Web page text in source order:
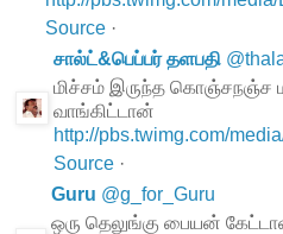
Source ·
சால்ட்&பெப்பர் தளபதி @
மிச்சம் இருந்த கொஞ்சநஞ்ச
வாங்கிட்டான்
http://pbs.twimg.com/
Source ·
Guru @g_for_Guru
ஒரு தெலுங்கு பையன்